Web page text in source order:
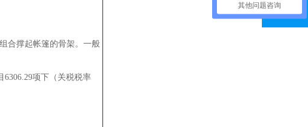
合撑起帐篷的骨架。一般
项下（关税税率
微信扫一扫
其他问题咨询